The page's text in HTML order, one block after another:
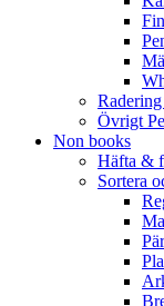
Övrigt
Non books
Häfta &
Sortera